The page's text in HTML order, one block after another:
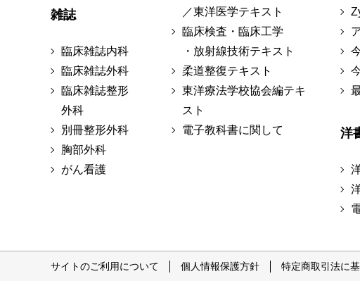
雑誌
臨床雑誌内科
臨床雑誌外科
臨床雑誌整形
外科
別冊整形外科
胸部外科
がん看護
／東洋医学テキスト
臨床検査・臨床工学
・放射線技術テキスト
柔道整復テキスト
東洋療法学校協会編テキ
スト
電子教科書に関して
洋
サイトのご利用について 個人情報保護方針 特定商取引法に